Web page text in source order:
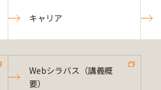
キャリア
Webシラバス（講義概
要）